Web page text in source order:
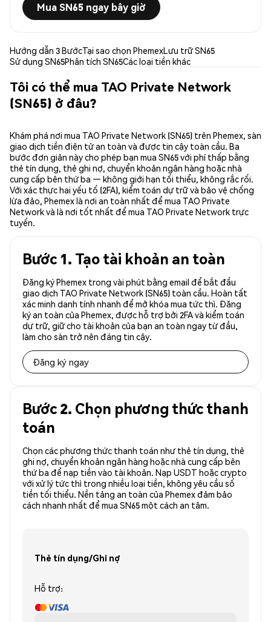
Mua SN65 ngay bây giờ
Hướng dẫn 3 BướcTại sao chọn PhemexLưu trữ SN65
Sử dụng SN65Phân tích SN65Các loại tiền khác
Tôi có thể mua TAO Private Network
(SN65) ở đâu?
Khám phá nơi mua TAO Private Network (SN65) trên Phemex, sàn
giao dịch tiền điện tử an toàn và được tin cậy toàn cầu. Ba
bước đơn giản này cho phép bạn mua SN65 với phí thấp bằng
thẻ tín dụng, thẻ ghi nợ, chuyển khoản ngân hàng hoặc nhà
cung cấp bên thứ ba — không giới hạn tối thiểu, không rắc rối.
Với xác thực hai yếu tố (2FA), kiểm toán dự trữ và bảo vệ chống
lừa đảo, Phemex là nơi an toàn nhất để mua TAO Private
Network và là nơi tốt nhất để mua TAO Private Network trực
tuyến.
Bước 1. Tạo tài khoản an toàn
Đăng ký Phemex trong vài phút bằng email để bắt đầu
giao dịch TAO Private Network (SN65) toàn cầu. Hoàn tất
xác minh danh tính nhanh để mở khóa mua tức thì. Đăng
ký an toàn của Phemex, được hỗ trợ bởi 2FA và kiểm toán
dự trữ, giữ cho tài khoản của bạn an toàn ngay từ đầu,
làm cho sàn trở nên đáng tin cậy.
Đăng ký ngay
Bước 2. Chọn phương thức thanh
toán
Chọn các phương thức thanh toán như thẻ tín dụng, thẻ
ghi nợ, chuyển khoản ngân hàng hoặc nhà cung cấp bên
thứ ba để nạp tiền vào tài khoản. Nạp USDT hoặc crypto
với xử lý tức thì trong nhiều loại tiền, không yêu cầu số
tiền tối thiểu. Nền tảng an toàn của Phemex đảm bảo
cách nhanh nhất để mua SN65 một cách an tâm.
Thẻ tín dụng/Ghi nợ
Hỗ trợ: